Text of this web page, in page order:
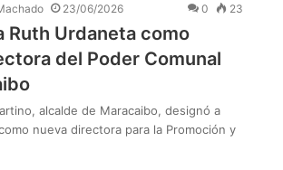
23/06/2026 0 23
Ruth Urdaneta como
del Poder Comunal
alcalde de Maracaibo, designó a
nueva directora para la Promoción y